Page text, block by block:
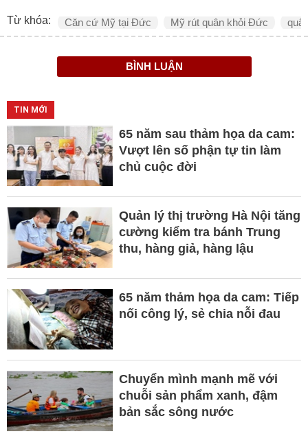
Từ khóa: Căn cứ Mỹ tại Đức Mỹ rút quân khỏi Đức
BÌNH LUẬN
TIN MỚI
65 năm sau thảm họa da cam:
Vượt lên số phận tự tin làm
chủ cuộc đời
Quản lý thị trường Hà Nội tăng
cường kiểm tra bánh Trung
thu, hàng giả, hàng lậu
65 năm thảm họa da cam: Tiếp
nối công lý, sẻ chia nỗi đau
Chuyển mình mạnh mẽ với
chuỗi sản phẩm xanh, đậm
bản sắc sông nước